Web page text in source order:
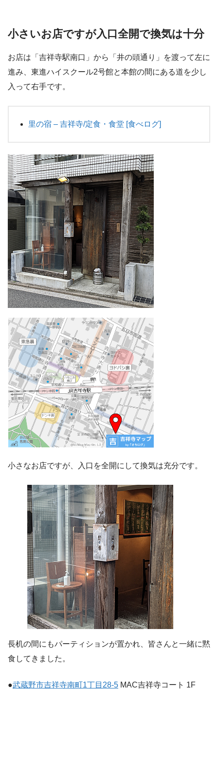
小さいお店ですが入口全開で換気は十分
お店は「吉祥寺駅南口」から「井の頭通り」を渡って左に
進み、東進ハイスクール2号館と本館の間にある道を少し
入って右手です。
里の宿 – 吉祥寺/定食・食堂 [食べログ]
小さなお店ですが、入口を全開にして換気は充分です。
長机の間にもパーティションが置かれ、皆さんと一緒に黙
食してきました。
●武蔵野市吉祥寺南町1丁目28-5 MAC吉祥寺コート 1F